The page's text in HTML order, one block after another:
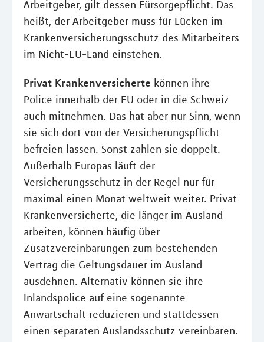
Arbeitgeber, gilt dessen Fürsorgepflicht. Das
heißt, der Arbeitgeber muss für Lücken im
Krankenversicherungsschutz des Mitarbeiters
im Nicht-EU-Land einstehen.
Privat Krankenversicherte können ihre
Police innerhalb der EU oder in die Schweiz
auch mitnehmen. Das hat aber nur Sinn, wenn
sie sich dort von der Versicherungspflicht
befreien lassen. Sonst zahlen sie doppelt.
Außerhalb Europas läuft der
Versicherungsschutz in der Regel nur für
maximal einen Monat weltweit weiter. Privat
Krankenversicherte, die länger im Ausland
arbeiten, können häufig über
Zusatzvereinbarungen zum bestehenden
Vertrag die Geltungsdauer im Ausland
ausdehnen. Alternativ können sie ihre
Inlandspolice auf eine sogenannte
Anwartschaft reduzieren und stattdessen
einen separaten Auslandsschutz vereinbaren.